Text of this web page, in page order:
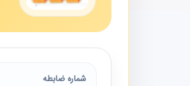
شماره ضابطه